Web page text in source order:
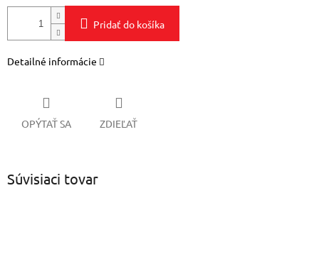
Pridať do košíka
Detailné informácie
OPÝTAŤ SA ZDIEĽAŤ
Súvisiaci tovar